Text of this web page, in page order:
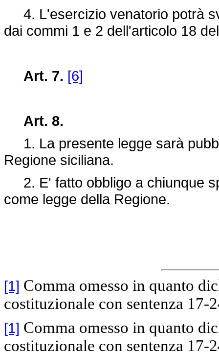
4. L'esercizio venatorio potrà
dai commi 1 e 2 dell'articolo 18
Art. 7. [6]
Art. 8.
1. La presente legge sarà
Regione siciliana.
2. E' fatto obbligo a chiunque
come legge della Regione.
[1] Comma omesso in quanto
costituzionale con sentenza 17-
[1] Comma omesso in quanto
costituzionale con sentenza 17-